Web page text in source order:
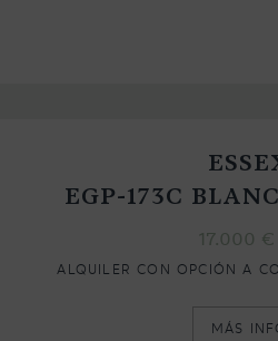
EGP-173C
17.000 €
ALQUILER CON OPCIÓN A
MÁS